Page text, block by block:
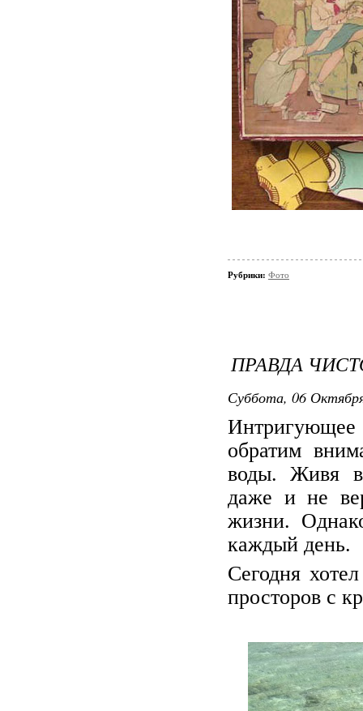
Рубрики: Фото
ПРАВДА
Суббота, 06
обратим
воды. Живя в
даже и не
жизни.
каждый день.
Сегодня
просторов с